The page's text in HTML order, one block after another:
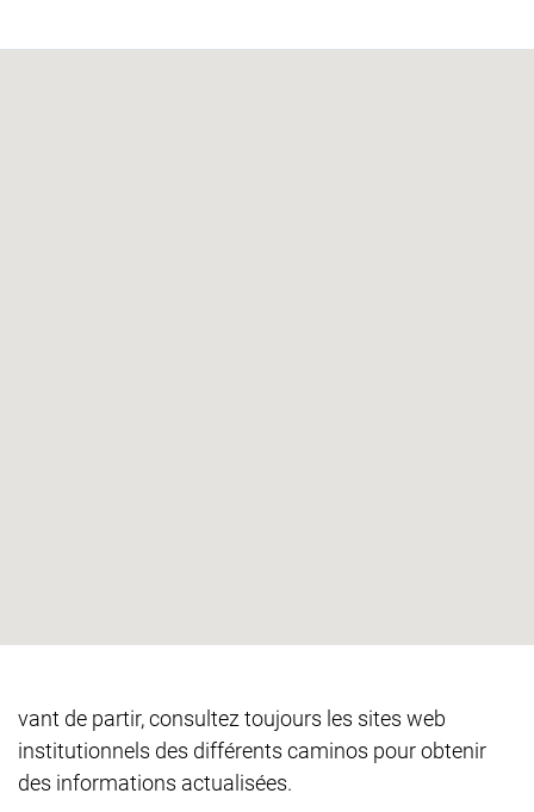
vant de partir, consultez toujours les sites web
institutionnels des différents caminos pour obtenir
des informations actualisées.